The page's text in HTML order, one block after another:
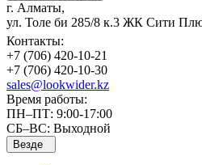
г. Алматы,
ул. Толе би 285/8 к.3 ЖК Сити
Контакты:
+7 (706) 420-10-21
+7 (706) 420-10-30
sales@lookwider.kz
Время работы:
ПН–ПТ: 9:00-17:00
СБ–ВС: Выходной
Везде